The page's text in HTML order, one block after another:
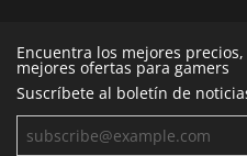
Encuentra los mejores
mejores ofertas para gamers
Suscríbete al boletín de